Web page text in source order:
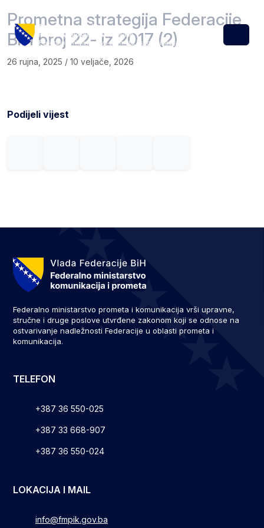
Menu
Prometna strategija Federacije
BiH broj 22- iz 2017 (2)
26 rujna, 2025 / 10 veljače, 2026
Podijeli vijest
Federalno ministarstvo prometa i komunikacija vrši upravne,
stručne i druge poslove utvrđene zakonom koji se odnose na
ostvarivanje nadležnosti Federacije u oblasti prometa i
komunikacija.
TELEFON
+387 36 550-025
+387 33 668-907
+387 36 550-024
LOKACIJA I MAIL
info@fmpik.gov.ba